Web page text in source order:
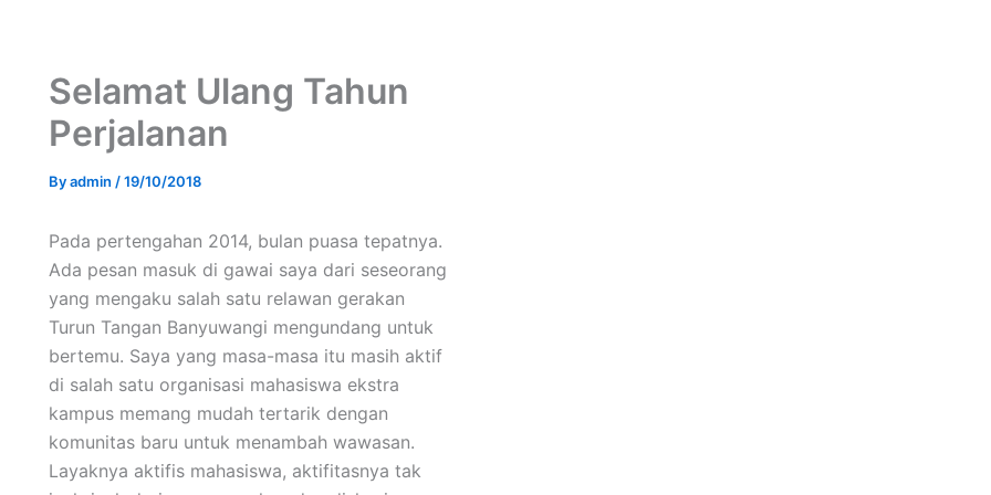
Selamat Ulang Tahun
Perjalanan
Byadmin /19/10/2018
Pada pertengahan 2014, bulan puasa tepatnya.
Ada pesan masuk di gawai saya dari seseorang
yang mengaku salah satu relawan gerakan
Turun Tangan Banyuwangi mengundang untuk
bertemu. Saya yang masa-masa itu masih aktif
di salah satu organisasi mahasiswa ekstra
kampus memang mudah tertarik dengan
komunitas baru untuk menambah wawasan.
Layaknya aktifis mahasiswa, aktifitasnya tak